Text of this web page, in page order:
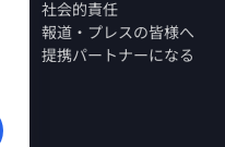
社会的責任
報道・プレスの皆様へ
提携パートナーになる